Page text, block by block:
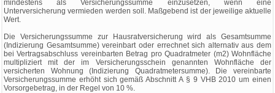
mindestens als Versicherungssumme einzusetzen, wenn eine
Unterversicherung vermieden werden soll. Maßgebend ist der jeweilige aktuelle
Wert.
Die Versicherungssumme zur Hausratversicherung wird als Gesamtsumme
(Indizierung Gesamtsumme) vereinbart oder errechnet sich alternativ aus dem
bei Vertragsabschluss vereinbarten Betrag pro Quadratmeter (m2) Wohnfläche
multipliziert mit der im Versicherungsschein genannten Wohnfläche der
versicherten Wohnung (Indizierung Quadratmetersumme). Die vereinbarte
Versicherungssumme erhöht sich gemäß Abschnitt A § 9 VHB 2010 um einen
Vorsorgebetrag, in der Regel von 10 %.